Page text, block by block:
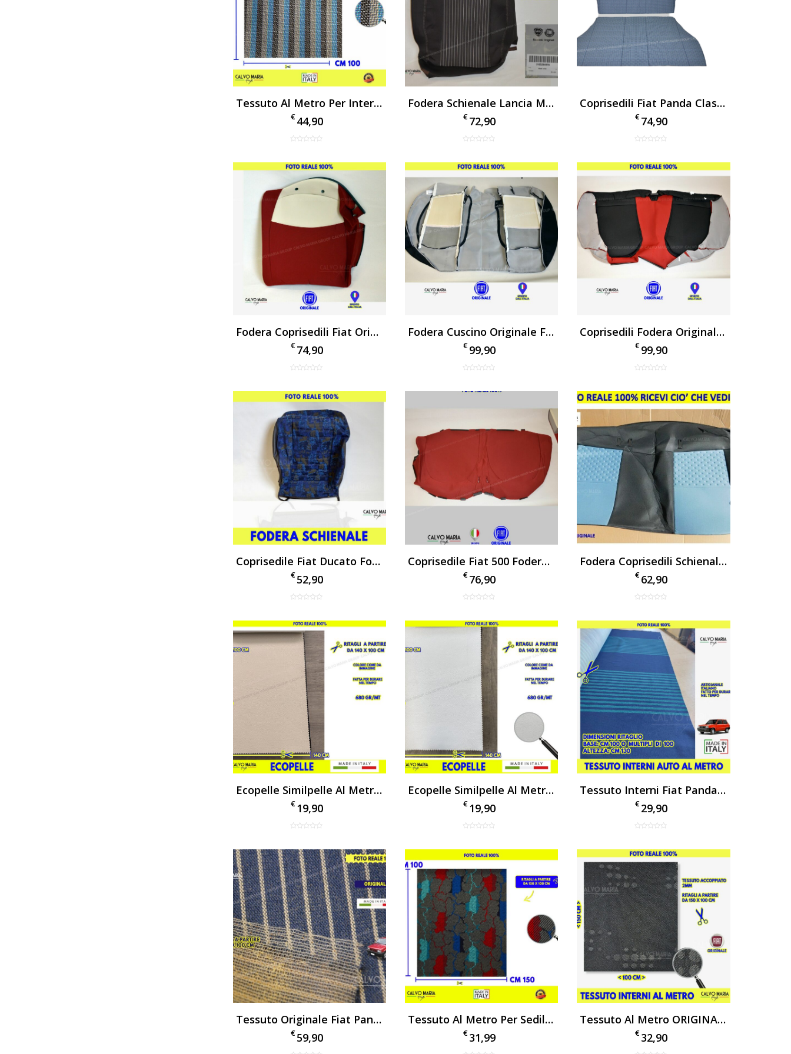
Tessuto Al Metro Per Interni Auto E Autocarri – Ritaglio 150×100 Cm
44,90
€
Fodera Schienale Lancia Musa 2007 Originale
72,90
€
Coprisedili Fiat Panda Classic 1000 Ecopelle Nero Fodere Imbottite
74,90
€
Fodera Coprisedili Fiat Originale Sedile
74,90
€
Fodera Cuscino Originale Fiat Biposto
99,90
€
Coprisedili Fodera Originale Fiat Sedile Biposto
99,90
€
Coprisedile Fiat Ducato Fodera Schienale Originale
52,90
€
Coprisedile Fiat 500 Fodera Posteriore Originale Nuova
76,90
€
Fodera Coprisedili Schienale Posteriore Fiat Punto 2003>2010 Originale
62,90
€
Ecopelle Similpelle Al Metro Beige
19,90
€
Ecopelle Similpelle Al Metro Bianco
19,90
€
Tessuto Interni Fiat Panda Young
29,90
€
Tessuto Originale Fiat Panda 750 Blu Al Metro
59,90
€
Tessuto Al Metro Per Sedili Autocarro
31,99
€
Tessuto Al Metro ORIGINALE Fiat Panda 169 Grigio
32,90
€